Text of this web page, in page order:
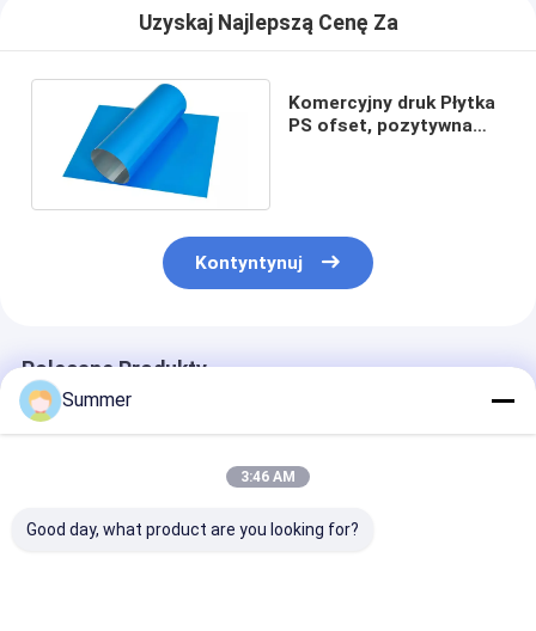
Uzyskaj Najlepszą Cenę Za
Komercyjny druk Płytka
PS ofset, pozytywna
Kontyntynuj
Polecane Produkty
Summer
3:46 AM
Good day, what product are you looking for?